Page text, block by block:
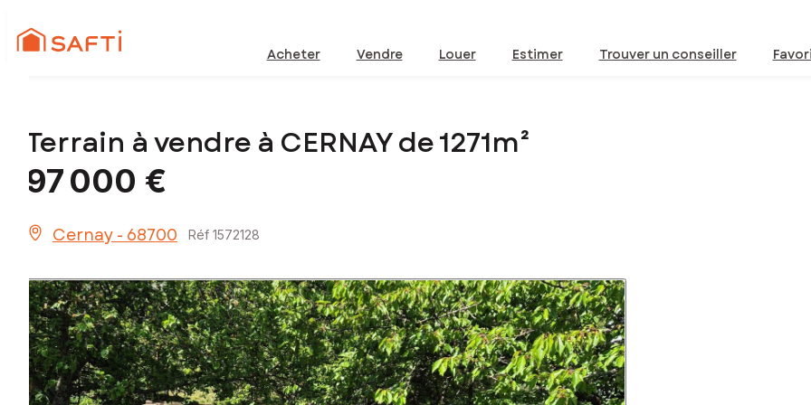
Acheter Vendre Louer Estimer Trouver un conseiller
Terrain à vendre à CERNAY de 1271m²
97 000 €
Cernay - 68700 Réf 1572128